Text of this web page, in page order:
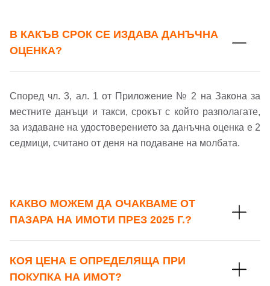
В КАКЪВ СРОК СЕ ИЗДАВА ДАНЪЧНА
ОЦЕНКА?
Според чл. 3, ал. 1 от Приложение № 2 на Закона за
местните данъци и такси, срокът с който разполагате,
за издаване на удостоверението за данъчна оценка е 2
седмици, считано от деня на подаване на молбата.
КАКВО МОЖЕМ ДА ОЧАКВАМЕ ОТ
ПАЗАРА НА ИМОТИ ПРЕЗ 2025 Г.?
КОЯ ЦЕНА Е ОПРЕДЕЛЯЩА ПРИ
ПОКУПКА НА ИМОТ?